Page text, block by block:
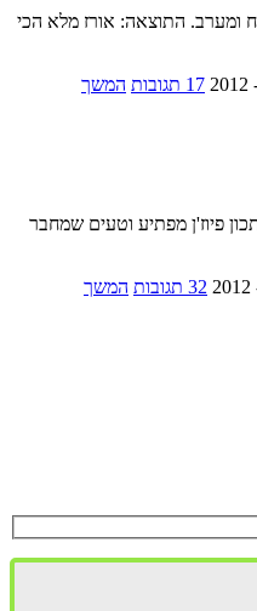
ומערב. התוצאה: אורז מלא הכי
17 תגובות המשך
פיוז'ן מפתיע וטעים שמחבר
32 תגובות
המשך